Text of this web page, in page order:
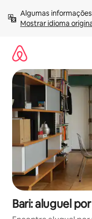
para
Mostrar idioma
Bari: aluguel